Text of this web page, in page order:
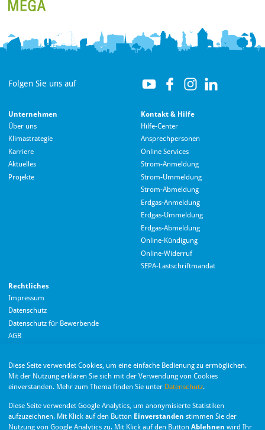
Folgen Sie uns auf
Unternehmen
Über uns
Klimastrategie
Karriere
Aktuelles
Projekte
Kontakt & Hilfe
Hilfe-Center
Ansprechpersonen
Online Services
Strom-Anmeldung
Strom-Ummeldung
Strom-Abmeldung
Erdgas-Anmeldung
Erdgas-Ummeldung
Erdgas-Abmeldung
Online-Kündigung
Online-Widerruf
SEPA-Lastschriftmandat
Rechtliches
Impressum
Datenschutz
Datenschutz für Bewerbende
AGB
GmbH ist eine Tochter­gesellschaft der Stadt Monheim
am Rhein.
Diese Seite verwendet Cookies, um eine einfache Bedienung zu ermöglichen.
Mit der Nutzung erklären Sie sich mit der Verwendung von Cookies
einverstanden. Mehr zum Thema finden Sie unter Datenschutz.
Diese Seite verwendet Google Analytics, um anonymisierte Statistiken
aufzuzeichnen. Mit Klick auf den Button Einverstanden stimmen Sie der
Nutzung von Google Analytics zu. Mit Klick auf den Button Ablehnen wird Ihr
Wir nutzen Langdock zur Bereitstellung eines KI-Chatbots. Mit dem Laden des
Chatbots erklären Sie sich mit der
Datenschutzerklärung von Langdock
Chatbot laden